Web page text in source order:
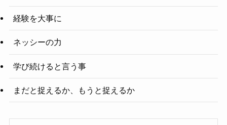
経験を大事に
ネッシーの力
学び続けると言う事
まだと捉えるか、もうと捉えるか